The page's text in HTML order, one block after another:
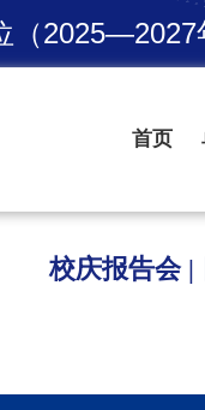
（2025—2027
首页
校庆报告会 |